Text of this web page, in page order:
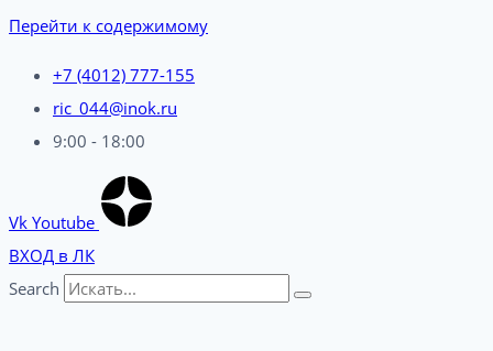
Перейти к содержимому
+7 (4012) 777-155
ric_044@inok.ru
9:00 - 18:00
Vk Youtube
ВХОД в ЛК
Search